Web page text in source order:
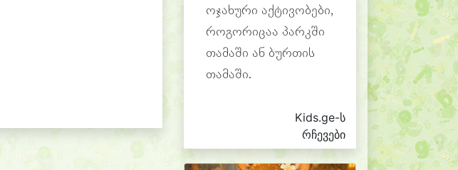
ოჯახური აქტივობები,
როგორიცაა პარკში
თამაში ან ბურთის
თამაში.
Kids.ge-ს
რჩევები